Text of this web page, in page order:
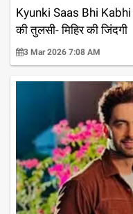
Kyunki Saas Bhi Kabhi
की तुलसी- मिहिर की जिंदगी
3 Mar 2026 7:08 AM